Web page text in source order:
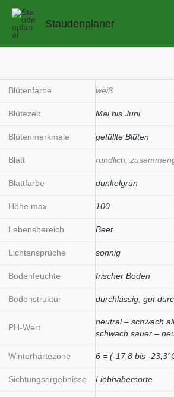
Zum
springen
Staudenplaner
Blütenfarbe weiß
Blütezeit Mai bis Juni
Blütenmerkmale gefüllte Blüten
Blatt rundlich,
Blattfarbe dunkelgrün
Höhe max 100
Lebensbereich Beet
Lichtansprüche sonnig
Bodenfeuchte frischer Boden
Bodenstruktur durchlässig gut
PH-Wert
neutral – schwach
schwach sauer –
Winterhärtezone 6 = (-17,8 bis -
Sichtungsergebnisse Liebhabersorte
Nemours'
Menge